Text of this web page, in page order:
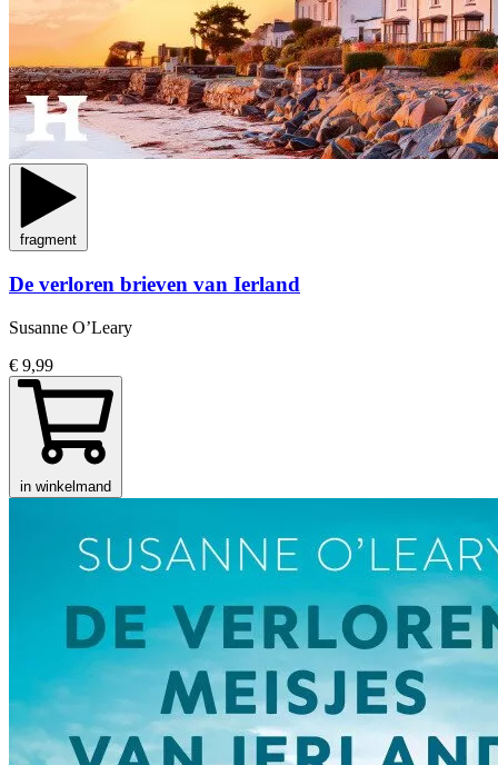
fragment
De verloren brieven van Ierland
Susanne O’Leary
€ 9,99
in winkelmand